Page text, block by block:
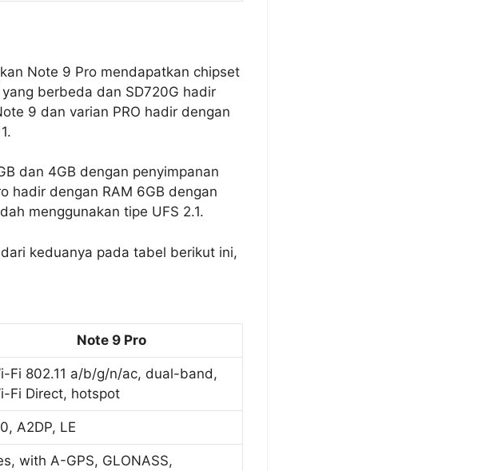
Note 9 Pro mendapatkan chipset
berbeda dan SD720G hadir
9 dan varian PRO hadir dengan
dan 4GB dengan penyimpanan
hadir dengan RAM 6GB dengan
menggunakan tipe UFS 2.1.
keduanya pada tabel berikut ini,
Note 9 Pro
Fi 802.11 a/b/g/n/ac, dual-band,
Fi Direct, hotspot
A2DP, LE
with A-GPS, GLONASS,